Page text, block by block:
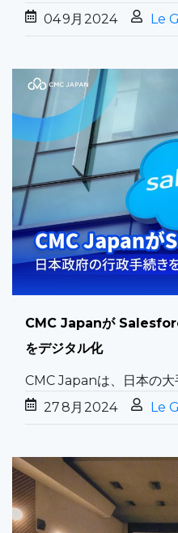
049月 2024 Le
CMC Japanが
をデジタル化
CMC Japanは、日本の
278月 2024 Le